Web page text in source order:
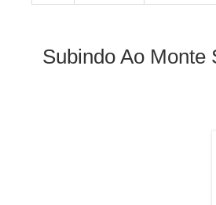
Subindo Ao Monte